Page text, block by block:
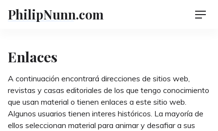
PhilipNunn.com
Enlaces
A continuación encontrará direcciones de sitios web,
revistas y casas editoriales de los que tengo conocimiento
que usan material o tienen enlaces a este sitio web.
Algunos usuarios tienen interes históricos. La mayoría de
ellos seleccionan material para animar y desafiar a sus